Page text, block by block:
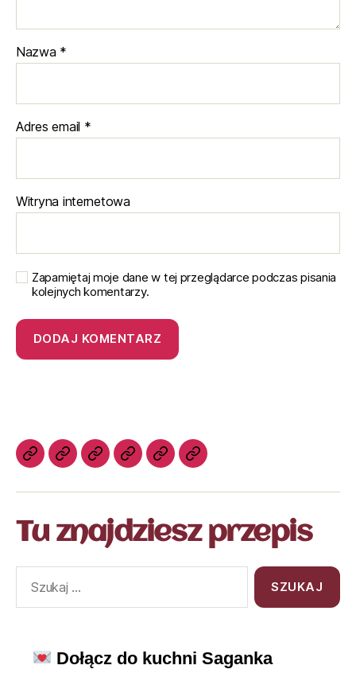
Nazwa *
Adres email *
Witryna internetowa
Zapamiętaj moje dane w tej przeglądarce podczas pisania
kolejnych komentarzy.
Tu znajdziesz przepis
Dołącz do kuchni Saganka